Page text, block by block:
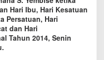
Hari Ibu, Hari Kesatuan
Persatuan, Hari
dan Hari
Tahun 2014, Senin